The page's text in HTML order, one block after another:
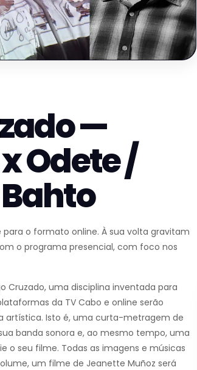
—
Odete /
o formato online. À sua volta gravitam
o programa presencial, com foco nos
Cruzado, uma disciplina inventada para
da TV Cabo e online serão
artística. Isto é, uma curta-metragem de
banda sonora e, ao mesmo tempo, uma
o seu filme. Todas as imagens e músicas
um filme de Jeanette Muñoz será